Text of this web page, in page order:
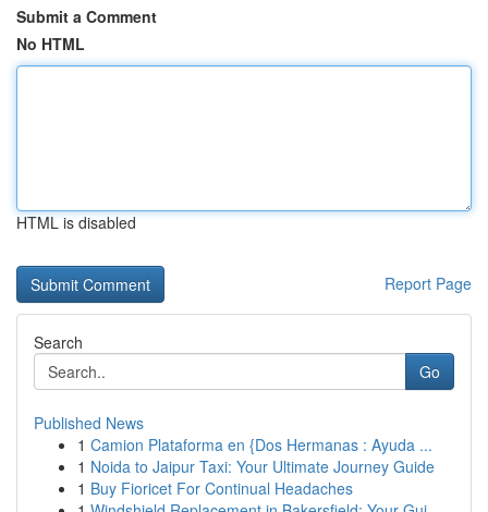
Submit a Comment
No HTML
HTML is disabled
Report Page
Search
Go
Published News
1 Camion Plataforma en {Dos Hermanas : Ayuda ...
1 Noida to Jaipur Taxi: Your Ultimate Journey Guide
1 Buy Fioricet For Continual Headaches